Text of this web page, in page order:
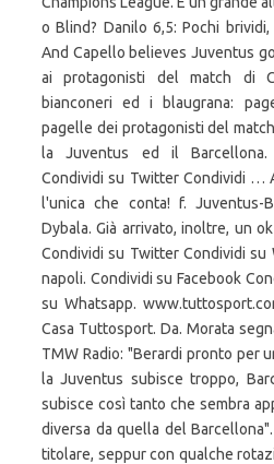
o Blind? Danilo 6,5: Pochi
And Capello believes Juventus
ai protagonisti del match di
bianconeri ed i blaugrana:
pagelle dei protagonisti del
la Juventus ed il Barcellona.
Condividi su Twitter Condividi …
l'unica che conta! f. Juventus-
Dybala. Già arrivato, inoltre, un
Condividi su Twitter Condividi su
napoli. Condividi su Facebook
su Whatsapp.
Casa Tuttosport. Da. Morata
TMW Radio: "Berardi pronto per
la Juventus subisce troppo,
subisce così tanto che sembra
diversa da quella del
titolare, seppur con qualche